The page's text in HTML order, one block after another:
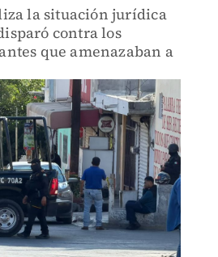
la situación jurídica
contra los
que amenazaban a